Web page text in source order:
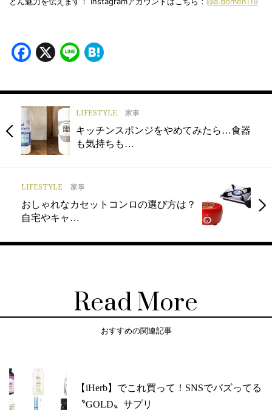
Facebook
X Line
LIFESTYLE 家事
キッチンスポンジをやめてみたら…食器
も気持ちも…
LIFESTYLE 家事
おしゃれなカセットコンロの選び方は？
自宅やキャ…
Read More
おすすめの関連記事
【iHerb】でこれ買って！SNSでバズってる
〝GOLD〟サプリ